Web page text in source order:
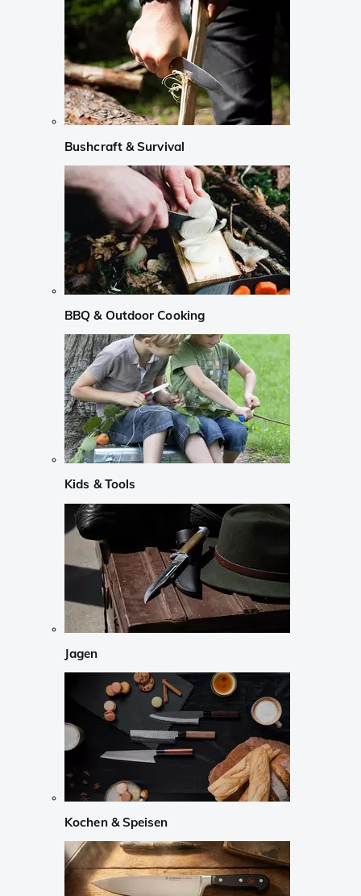
Bushcraft & Survival
BBQ & Outdoor Cooking
Kids & Tools
Jagen
Kochen & Speisen